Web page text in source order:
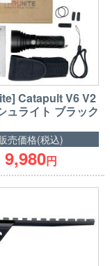
Catapult V6 V2
ュライト ブラック
売価格(税込)
9,980円